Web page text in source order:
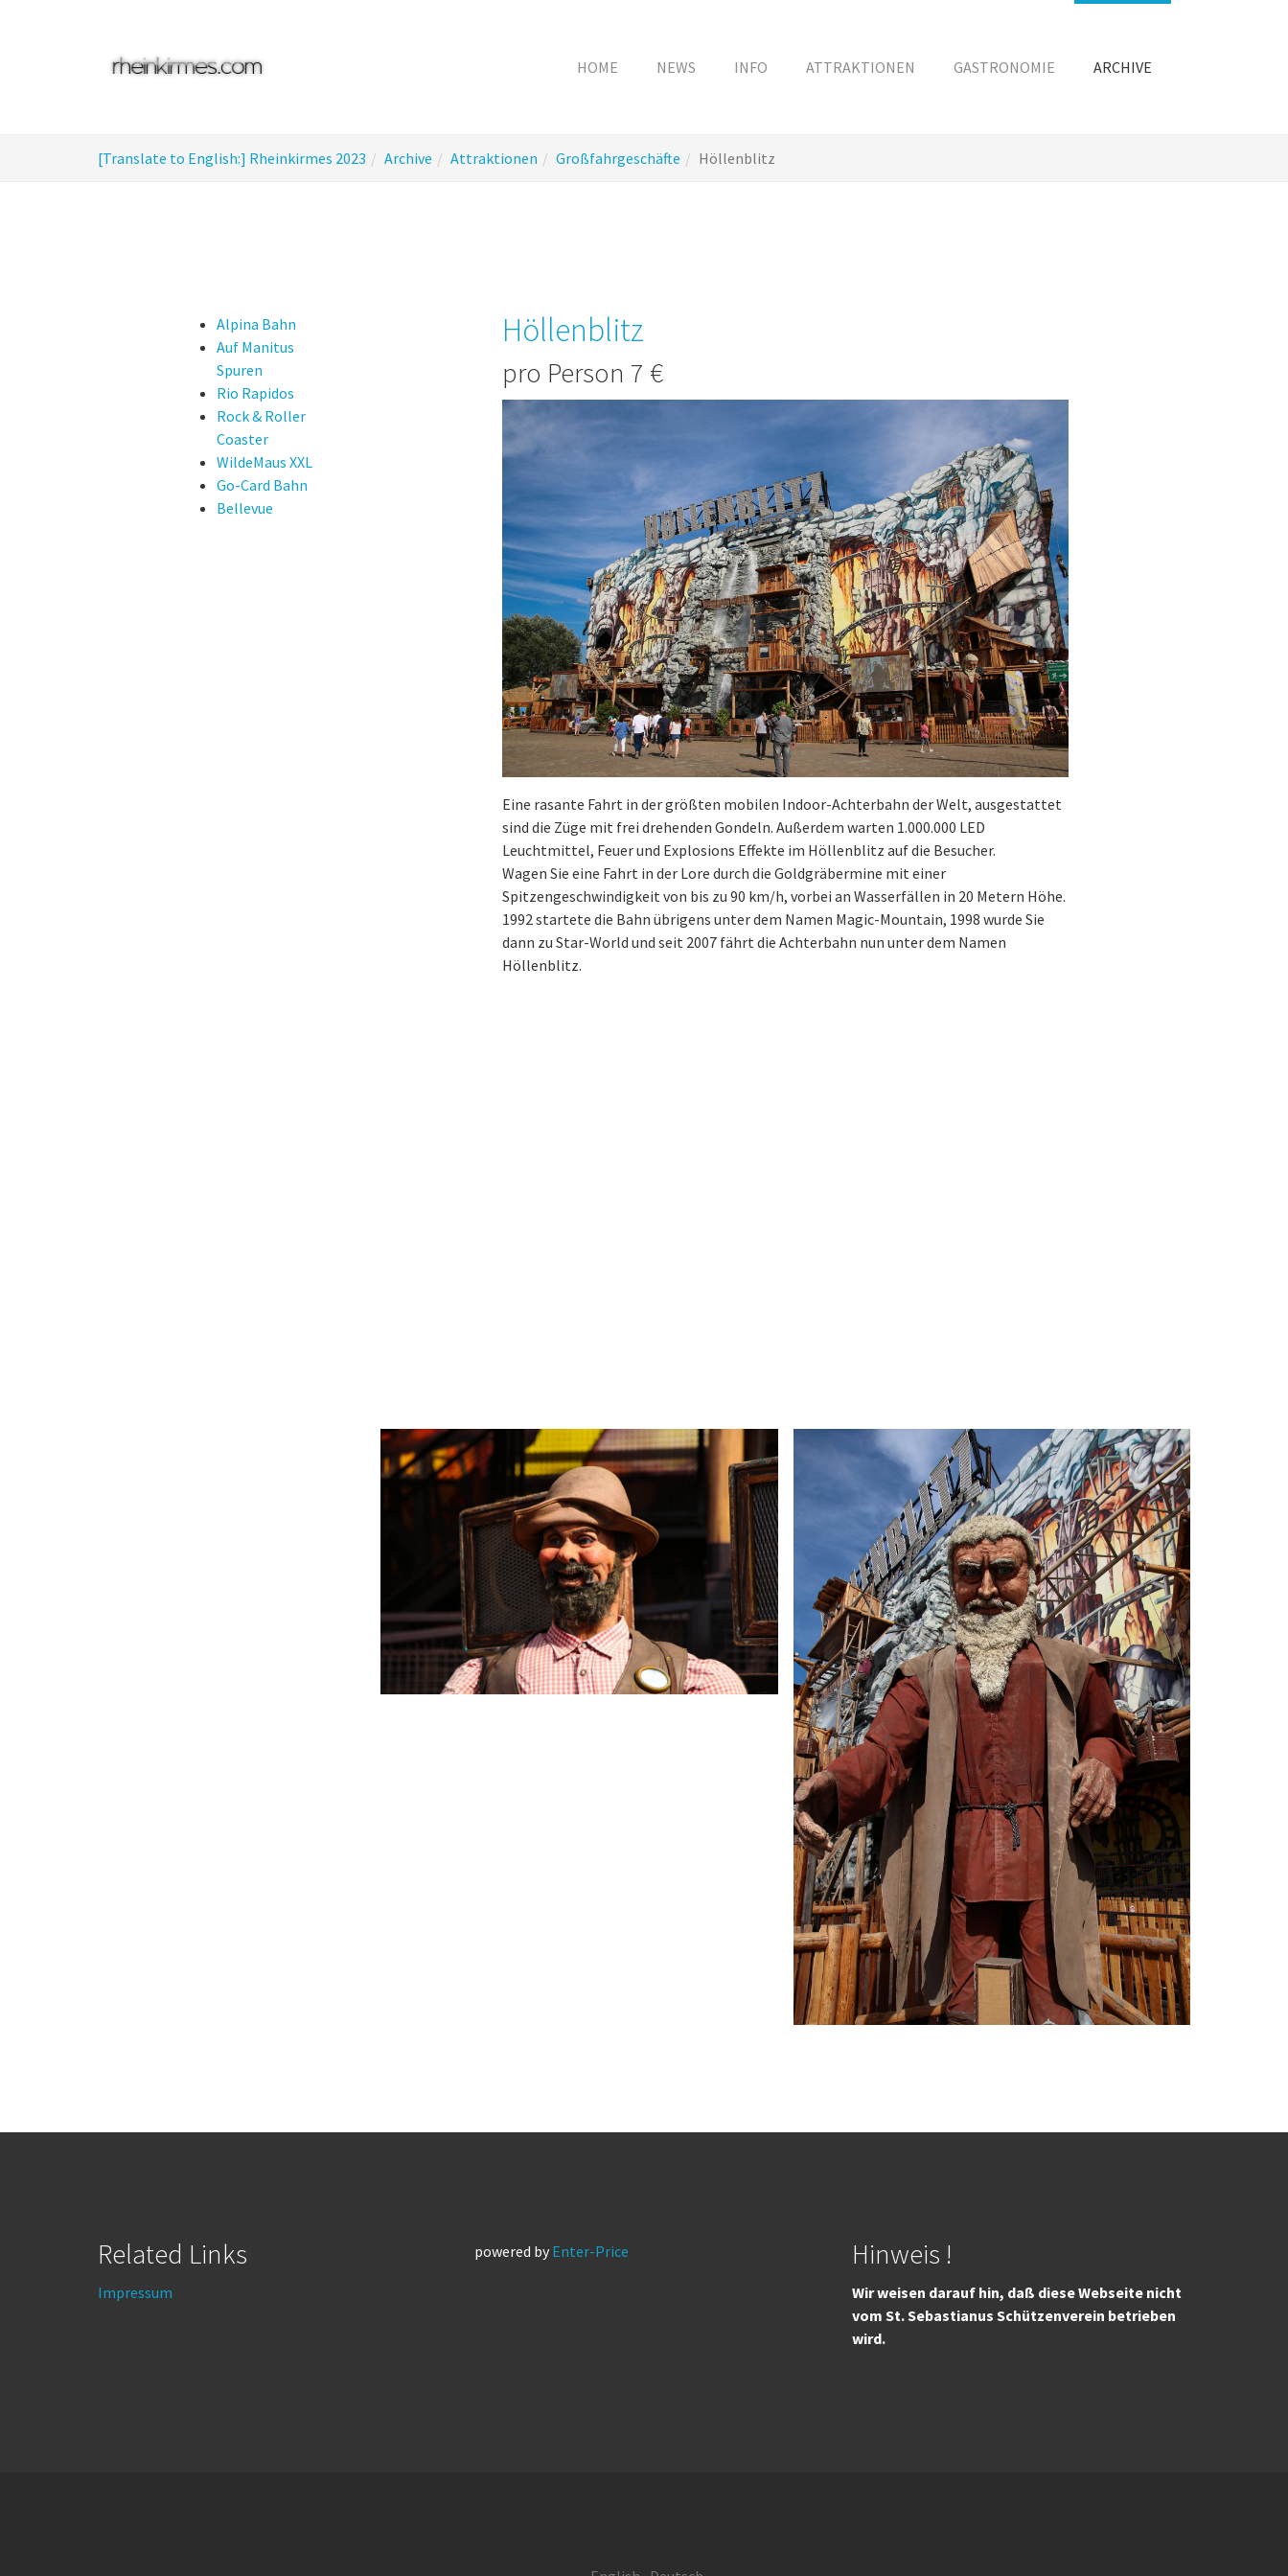
HOME NEWS INFO ATTRAKTIONEN GASTRONOMIE ARCHIVE
are
[Translate to English:] Rheinkirmes 2023 Archive Attraktionen Großfahrgeschäfte Höllenblitz
Alpina Bahn
Auf Manitus
Spuren
Rio Rapidos
Rock & Roller
Coaster
WildeMaus XXL
Go-Card Bahn
Bellevue
Höllenblitz
pro Person 7 €
Eine rasante Fahrt in der größten mobilen Indoor-Achterbahn der Welt, ausgestattet
sind die Züge mit frei drehenden Gondeln. Außerdem warten 1.000.000 LED
Leuchtmittel, Feuer und Explosions Effekte im Höllenblitz auf die Besucher.
Wagen Sie eine Fahrt in der Lore durch die Goldgräbermine mit einer
Spitzengeschwindigkeit von bis zu 90 km/h, vorbei an Wasserfällen in 20 Metern Höhe.
1992 startete die Bahn übrigens unter dem Namen Magic-Mountain, 1998 wurde Sie
dann zu Star-World und seit 2007 fährt die Achterbahn nun unter dem Namen
Höllenblitz.
Related Links
Impressum
powered by Enter-Price Hinweis !
Wir weisen darauf hin, daß diese Webseite nicht
vom St. Sebastianus Schützenverein betrieben
wird.